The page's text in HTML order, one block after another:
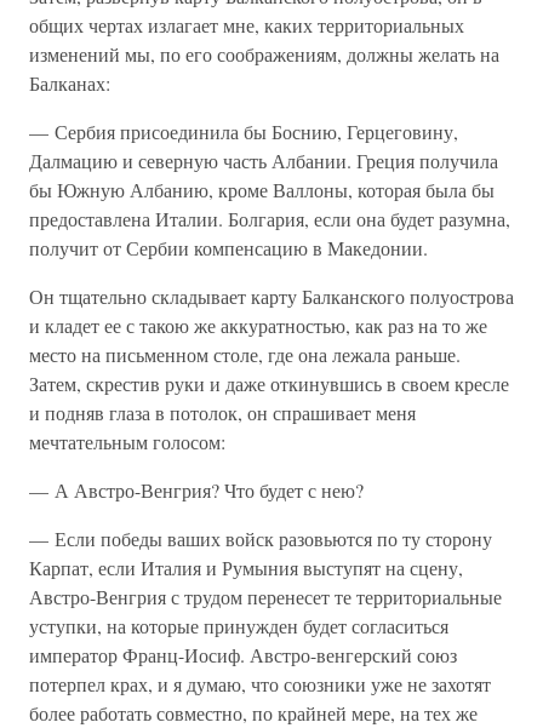
общих чертах излагает мне, каких территориальных
изменений мы, по его соображениям, должны желать на
Балканах:
— Сербия присоединила бы Боснию, Герцеговину,
Далмацию и северную часть Албании. Греция получила
бы Южную Албанию, кроме Валлоны, которая была бы
предоставлена Италии. Болгария, если она будет разумна,
получит от Сербии компенсацию в Македонии.
Он тщательно складывает карту Балканского полуострова
и кладет ее с такою же аккуратностью, как раз на то же
место на письменном столе, где она лежала раньше.
Затем, скрестив руки и даже откинувшись в своем кресле
и подняв глаза в потолок, он спрашивает меня
мечтательным голосом:
— А Австро-Венгрия? Что будет с нею?
— Если победы ваших войск разовьются по ту сторону
Карпат, если Италия и Румыния выступят на сцену,
Австро-Венгрия с трудом перенесет те территориальные
уступки, на которые принужден будет согласиться
император Франц-Иосиф. Австро-венгерский союз
потерпел крах, и я думаю, что союзники уже не захотят
более работать совместно, по крайней мере, на тех же